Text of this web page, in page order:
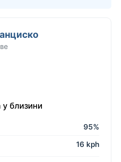
близини
95%
16 kph